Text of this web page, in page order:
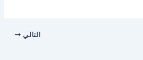
التالي